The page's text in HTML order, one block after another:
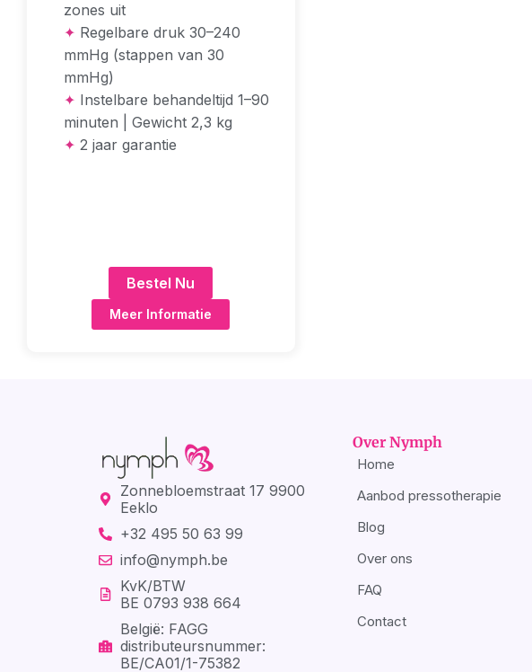
zones uit
✦ Regelbare druk 30–240
mmHg (stappen van 30
mmHg)
✦ Instelbare behandeltijd 1–90
minuten | Gewicht 2,3 kg
✦ 2 jaar garantie
Bestel Nu
Meer Informatie
Zonnebloemstraat 17 9900
Eeklo
+32 495 50 63 99
info@nymph.be
KvK/BTW
BE 0793 938 664
België: FAGG
distributeursnummer:
BE/CA01/1-75382
Over Nymph
Home
Aanbod pressotherapie
Blog
Over ons
FAQ
Contact